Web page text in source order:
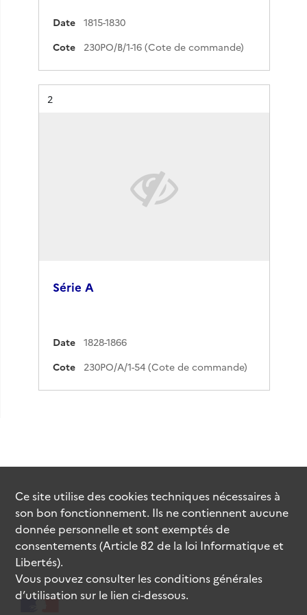
Date
1815-1830
Cote
230PO/B/1-16 (Cote de commande)
Résultat n°
2
Série A
Date
1828-1866
Cote
230PO/A/1-54 (Cote de commande)
Ce site utilise descookiestechniques nécessaires à
son bon fonctionnement. Ils ne contiennent aucune
donnée personnelle et sont exemptés de
consentements (Article 82 de la loi Informatique et
Libertés).
Vous pouvez consulter les conditions générales
d’utilisation sur le lien ci-dessous.